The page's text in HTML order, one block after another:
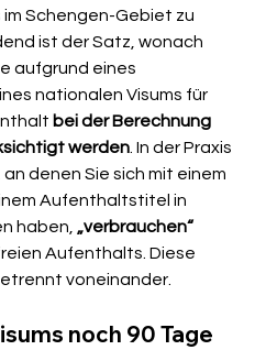
Schengen-Gebiet zu
ist der Satz, wonach
aufgrund eines
nationalen Visums für
bei der Berechnung
werden . In der Praxis
denen Sie sich mit einem
Aufenthaltstitel in
haben, „verbrauchen“
Aufenthalts. Diese
voneinander.
noch 90 Tage